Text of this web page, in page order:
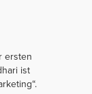
ersten
ist